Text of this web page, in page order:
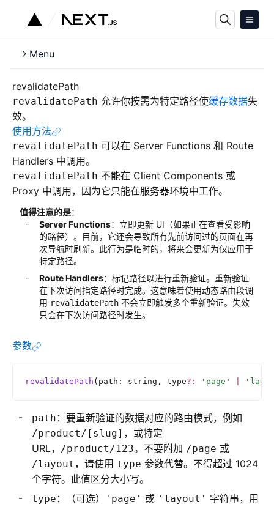
Menu
revalidatePath
revalidatePath 允许你按需为特定路径使缓存数据失
效。
使用方法
revalidatePath 可以在 Server Functions 和 Route
Handlers 中调用。
revalidatePath 不能在 Client Components 或
Proxy 中调用，因为它只能在服务器环境中工作。
值得注意的是：
Server Functions：立即更新 UI（如果正在查看受影响
的路径）。目前，它还会导致所有先前访问过的页面在再
次导航时刷新。此行为是临时的，将来会更新为仅应用于
特定路径。
Route Handlers：标记路径以进行重新验证。重新验证
在下次访问指定路径时完成。这意味着使用动态路由段调
用 revalidatePath 不会立即触发多个重新验证。失效
只会在下次访问路径时发生。
参数
revalidatePath (path: string, type?: ' page ' '
path ：要重新验证的数据对应的路由模式，例如
/product/[slug] ，或特定
URL， /product/123。不要附加 /page 或
/layout ，请使用 type 参数代替。不得超过 1024
个字符。此值区分大小写。
type ：（可选） 'page' 或 'layout' 字符串，用